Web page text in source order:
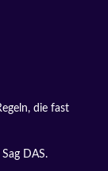
die fast
DAS.